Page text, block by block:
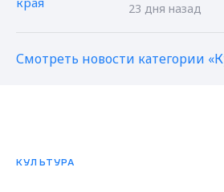
23 дня назад
Смотреть новости категории
КУЛЬТУРА